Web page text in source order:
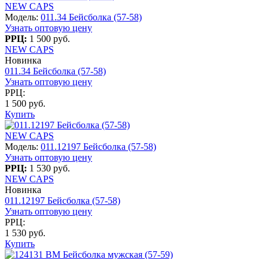
NEW CAPS
Модель: 011.34 Бейсболка (57-58)
Узнать оптовую цену
РРЦ: 1 500 руб.
NEW CAPS
Новинка
011.34 Бейсболка (57-58)
Узнать оптовую цену
РРЦ:
1 500 руб.
Купить
NEW CAPS
Модель: 011.12197 Бейсболка (57-58)
Узнать оптовую цену
РРЦ: 1 530 руб.
NEW CAPS
Новинка
011.12197 Бейсболка (57-58)
Узнать оптовую цену
РРЦ:
1 530 руб.
Купить